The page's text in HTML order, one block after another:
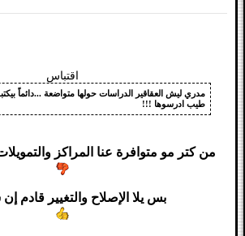
اقتباس
مدري ليش العقاقير الدراسات حولها متواضعة ...دائماً
طيب ادرسوها !!!
من كتر مو متوافرة عنا المراكز
بس يلا الإصلاح والتغيير قادم إن